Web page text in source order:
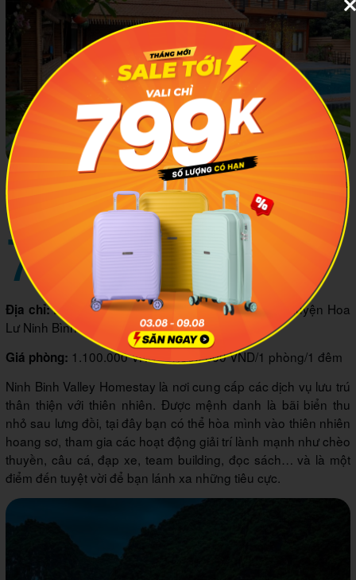
Không gian được đầu tư chỉn chu, sự hiếu khách của chủ nhà
là một trong những điểm cộng của homestay
7 Ninh Binh Valley Homestay
Địa chỉ:Đông Cung Thôn Khê Hạ, Xã Ninh Xuân, Huyện Hoa
Lư Ninh Bình
Giá phòng: 1.100.000 VND – 1.800.000 VND/1 phòng/1 đêm
Ninh Binh Valley Homestay là nơi cung cấp các dịch vụ lưu trú
thân thiện với thiên nhiên. Được mệnh danh là bãi biển thu
nhỏ sau lưng đồi, tại đây bạn có thể hòa mình vào thiên nhiên
hoang sơ, tham gia các hoạt động giải trí lành mạnh như chèo
thuyền, câu cá, đạp xe, team building, đọc sách… và là một
điểm đến tuyệt vời để bạn lánh xa những tiêu cực.